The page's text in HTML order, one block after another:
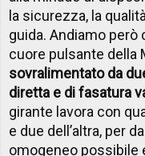
la sicurezza, la
guida. Andiamo però
cuore pulsante della
sovralimentato da
diretta e di fasatura
girante lavora con
e due dell’altra, per
omogeneo possibile